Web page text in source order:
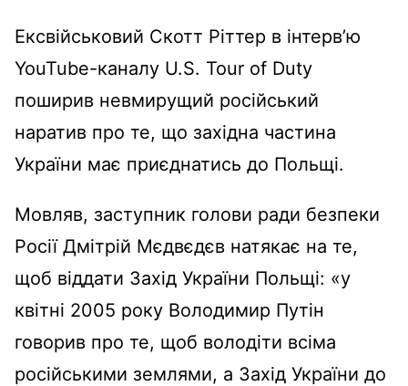
Ексвійськовий Скотт Ріттер в інтерв’ю
YouTube-каналу U.S. Tour of Duty
поширив невмирущий російський
наратив про те, що західна частина
України має приєднатись до Польщі.
Мовляв, заступник голови ради безпеки
Росії Дмітрій Мєдвєдєв натякає на те,
щоб віддати Захід України Польщі: «у
квітні 2005 року Володимир Путін
говорив про те, щоб володіти всіма
російськими землями, а Захід України до